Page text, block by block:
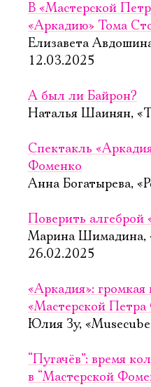
В «Мастерской
«Аркадию» Тома
Елизавета
12.03.2025
А был ли Байрон?
Наталья Шаинян,
Спектакль
Фоменко
Анна Богатырева,
Поверить алгеброй
Марина Шимадина,
26.02.2025
«Аркадия»: громкая
«Мастерской
Юлия Зу,
“Пугачёв”: время
в “Мастерской